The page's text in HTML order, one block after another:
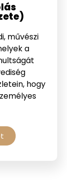
művészi
a
hogy